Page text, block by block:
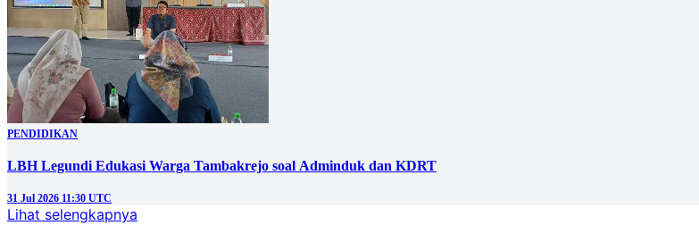
PENDIDIKAN
LBH Legundi Edukasi Warga Tambakrejo soal Adminduk dan KDRT
31 Jul 2026 11:30 UTC
Lihat selengkapnya